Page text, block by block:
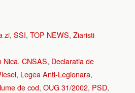
zi, SSI, TOP NEWS, Ziaristi
Nica, CNSAS, Declaratia de
, Legea Anti-Legionara,
de cod, OUG 31/2002, PSD,